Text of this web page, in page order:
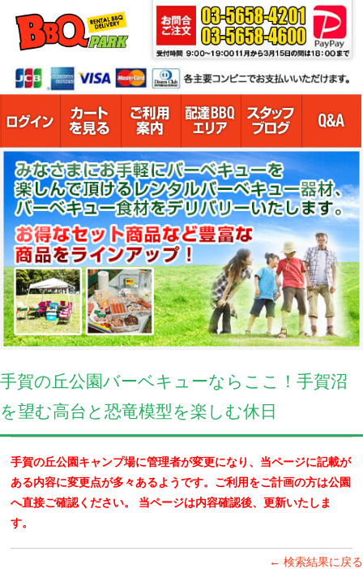
手賀の丘公園バーベキューならここ！手賀沼
を望む高台と恐竜模型を楽しむ休日
手賀の丘公園キャンプ場に管理者が変更になり、当ページに記載が
ある内容に変更点が多々あるようです。ご利用をご計画の方は公園
へ直接ご確認ください。 当ページは内容確認後、更新いたしま
す。
← 検索結果に戻る